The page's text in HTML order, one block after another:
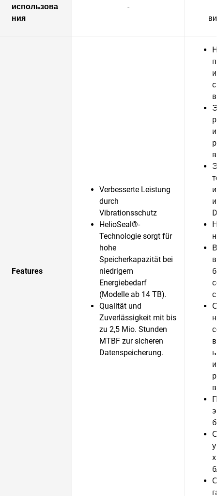
использова
ния
-
Features
Verbesserte Leistung
durch
Vibrationsschutz
HelioSeal®-
Technologie sorgt für
hohe
Speicherkapazität bei
niedrigem
Energiebedarf
(Modelle ab 14 TB).
Qualität und
Zuverlässigkeit mit bis
zu 2,5 Mio. Stunden
MTBF zur sicheren
Datenspeicherung.